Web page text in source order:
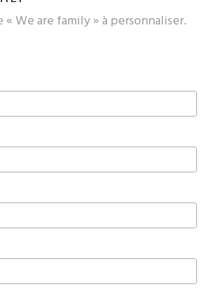
We are family » à personnaliser.